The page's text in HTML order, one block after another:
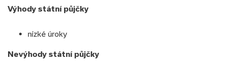
Výhody státní půjčky
nízké úroky
Nevýhody státní půjčky